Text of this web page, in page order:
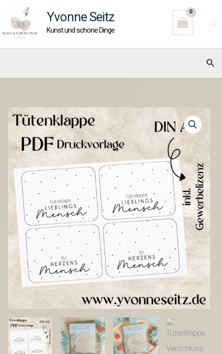
Inhalt
springen
Yvonne Seitz
Kunst und schöne Dinge